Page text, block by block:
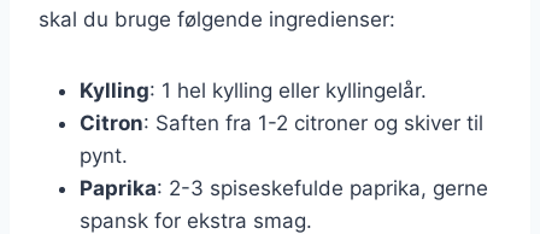
skal du bruge følgende ingredienser:
Kylling: 1 hel kylling eller kyllingelår.
Citron: Saften fra 1-2 citroner og skiver til
pynt.
Paprika: 2-3 spiseskefulde paprika, gerne
spansk for ekstra smag.